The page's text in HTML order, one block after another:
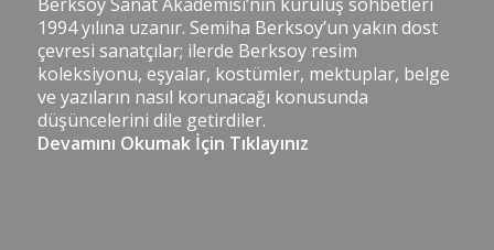
1994 yılına uzanır. Semiha Berksoy’un yakın dost
çevresi sanatçılar; ilerde Berksoy resim
koleksiyonu, eşyalar, kostümler, mektuplar, belge
ve yazıların nasıl korunacağı konusunda
düşüncelerini dile getirdiler.
Devamını Okumak İçin Tıklayınız